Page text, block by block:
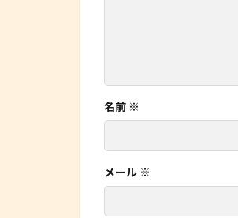
名前 ※
メール ※